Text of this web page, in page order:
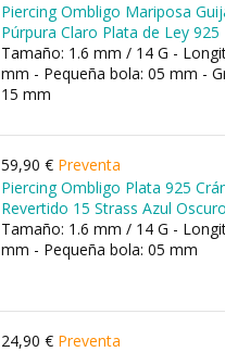
Piercing Ombligo Mariposa
Púrpura Claro Plata de Ley 925
Tamaño: 1.6 mm / 14 G -
mm - Pequeña bola: 05 mm -
15 mm
59,90 € Preventa
Piercing Ombligo Plata 925
Revertido 15 Strass Azul Oscuro
Tamaño: 1.6 mm / 14 G -
mm - Pequeña bola: 05 mm
24,90 € Preventa